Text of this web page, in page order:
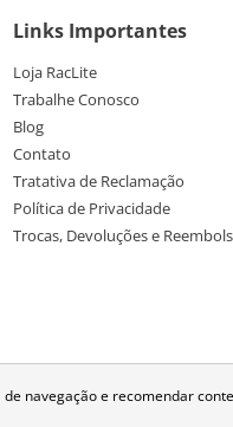
navegação e recomendar
Links Importantes
Loja RacLite
Trabalhe Conosco
Blog
Contato
Tratativa de Reclamação
Política de Privacidade
Trocas, Devoluções e
© 2026 RacLite,